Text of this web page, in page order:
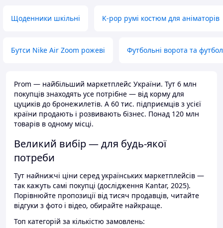
Щоденники шкільні K-pop румі костюм для аніматорів
Бутси Nike Air Zoom рожеві Футбольні ворота та
Prom — найбільший маркетплейс України. Тут 6 млн
покупців знаходять усе потрібне — від корму для
цуциків до бронежилетів. А 60 тис. підприємців з усієї
країни продають і розвивають бізнес. Понад 120 млн
товарів в одному місці.
Великий вибір — для будь-якої
потреби
Тут найнижчі ціни серед українських маркетплейсів —
так кажуть самі покупці (дослідження Kantar, 2025).
Порівнюйте пропозиції від тисяч продавців, читайте
відгуки з фото і відео, обирайте найкраще.
Топ категорій за кількістю замовлень: